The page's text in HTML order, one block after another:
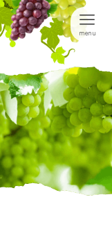
menu